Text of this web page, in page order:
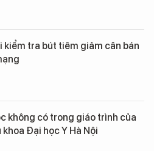
kiểm tra bút tiêm giảm cân bán
không có trong giáo trình của
khoa Đại học Y Hà Nội